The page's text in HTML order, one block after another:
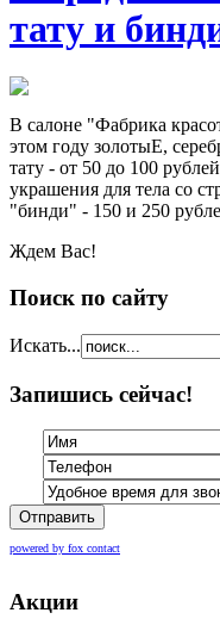
тату и
В салоне "Фабрика
этом году золотыЕ,
тату - от 50 до 100
украшения для тела со
"бинди" - 150 и 250
Ждем Вас!
Поиск по сайту
Искать...
Запишись сейчас!
Отправить
powered by fox contact
Акции